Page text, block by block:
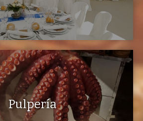
Pulpería